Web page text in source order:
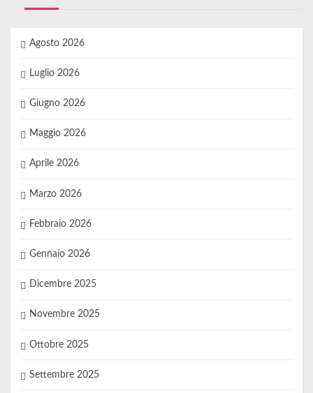
Agosto 2026
Luglio 2026
Giugno 2026
Maggio 2026
Aprile 2026
Marzo 2026
Febbraio 2026
Gennaio 2026
Dicembre 2025
Novembre 2025
Ottobre 2025
Settembre 2025